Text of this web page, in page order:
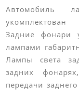
Автомобиль
Задние фонари
лампами
Лампы света
задних
передачи